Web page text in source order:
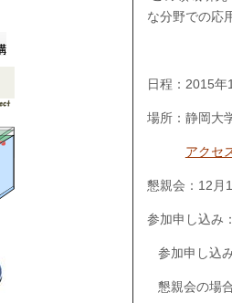
な分野での応
日程：2015
場所：静岡大
アクセ
懇親会：12月
参加申し込み
参加申し込
懇親会の場